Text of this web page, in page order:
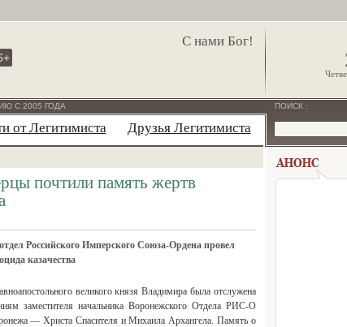
С нами Бог!
С 2005 ГОДА
от Легитимиста Друзья Легитимиста
почтили память жертв
Российского Имперского Союза-Ордена провел
казачества
великого князя Владимира была отслужена
заместителя начальника Воронежского Отдела РИС-О
— Христа Спасителя и Михаила Архангела. Память о
ПОИСК :